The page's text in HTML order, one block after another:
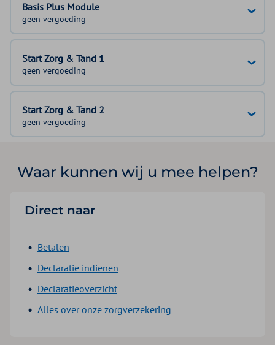
Basis Plus Module
geen vergoeding
Start Zorg & Tand 1
geen vergoeding
Start Zorg & Tand 2
geen vergoeding
Waar kunnen wij u mee helpen?
Direct naar
Betalen
Declaratie indienen
Declaratieoverzicht
Alles over onze zorgverzekering